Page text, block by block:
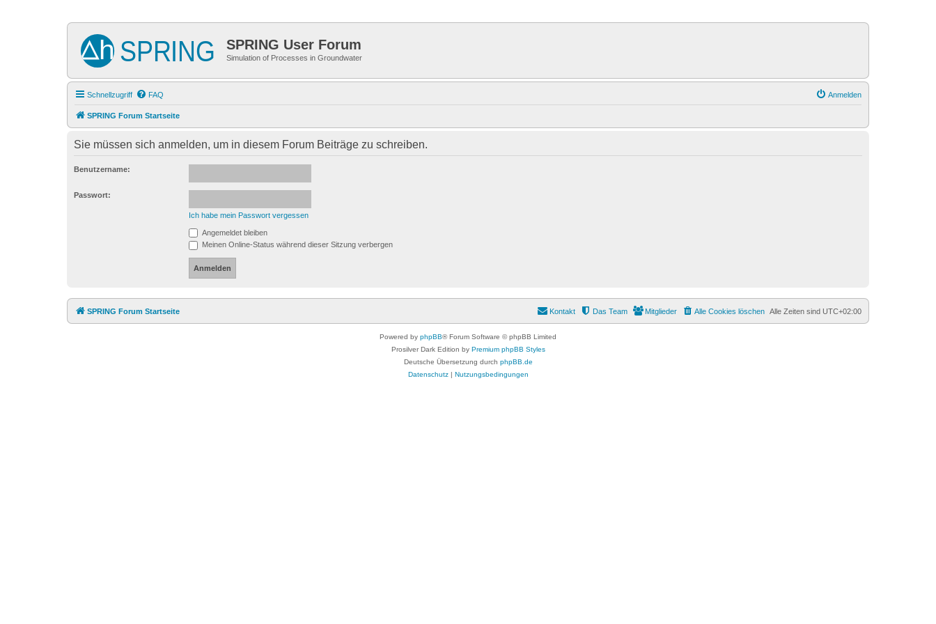
SPRING User Forum
Simulation of Processes in Groundwater
Schnellzugriff FAQ Anmelden
SPRING Forum Startseite
Sie müssen sich anmelden, um in diesem Forum Beiträge zu schreiben.
Benutzername:
Passwort:
Ich habe mein Passwort vergessen
Angemeldet bleiben
Meinen Online-Status während dieser Sitzung verbergen
SPRING Forum Startseite Alle Zeiten sind UTC+02:00
Alle Cookies löschen
Mitglieder
Das Team
Kontakt
Powered by phpBB® Forum Software © phpBB Limited
Prosilver Dark Edition by Premium phpBB Styles
Deutsche Übersetzung durch phpBB.de
Datenschutz| Nutzungsbedingungen